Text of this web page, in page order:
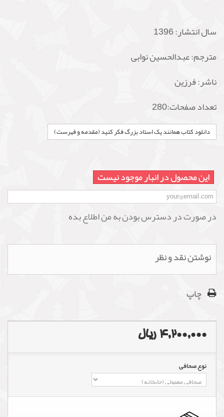
سال انتشار: 1396
مترجم: عبدالحسین نوابی
ناشر:فرزین
تعداد صفحات:280
دانلود کتاب همانند یک استاد بزرگ فکر کنید (مقدمه و فهرست)
این محصول در انبار موجود نیست
در صورت در دسترس بودن به من اطلاع بده
نوشتن نقد و نظر
چاپ
4,200,000 ریال
نوع صحافی